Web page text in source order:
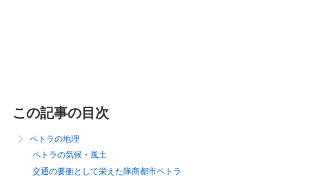
この記事の目次
ペトラの地理
ペトラの気候・風土
交通の要衝として栄えた隊商都市ペトラ